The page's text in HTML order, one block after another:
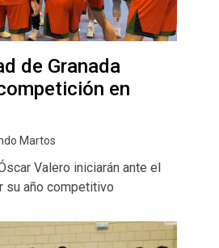
de Granada
en
Martos
Valero iniciarán ante el
su año competitivo